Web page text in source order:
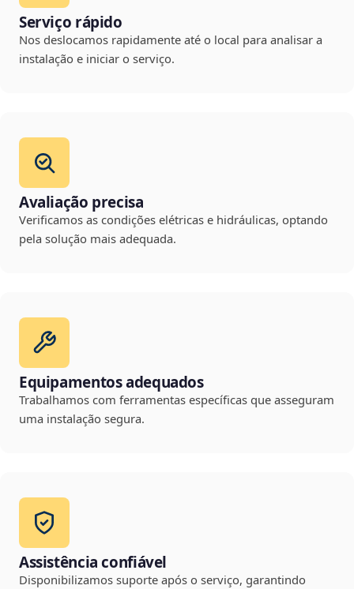
Serviço rápido
Nos deslocamos rapidamente até o local para analisar a
instalação e iniciar o serviço.
Avaliação precisa
Verificamos as condições elétricas e hidráulicas, optando
pela solução mais adequada.
Equipamentos adequados
Trabalhamos com ferramentas específicas que asseguram
uma instalação segura.
Assistência confiável
Disponibilizamos suporte após o serviço, garantindo